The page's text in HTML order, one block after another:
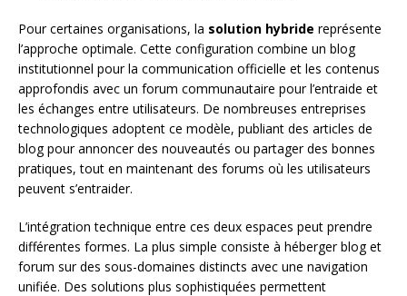
Pour certaines organisations, la solution hybride représente
l’approche optimale. Cette configuration combine un blog
institutionnel pour la communication officielle et les contenus
approfondis avec un forum communautaire pour l’entraide et
les échanges entre utilisateurs. De nombreuses entreprises
technologiques adoptent ce modèle, publiant des articles de
blog pour annoncer des nouveautés ou partager des bonnes
pratiques, tout en maintenant des forums où les utilisateurs
peuvent s’entraider.
L’intégration technique entre ces deux espaces peut prendre
différentes formes. La plus simple consiste à héberger blog et
forum sur des sous-domaines distincts avec une navigation
unifiée. Des solutions plus sophistiquées permettent